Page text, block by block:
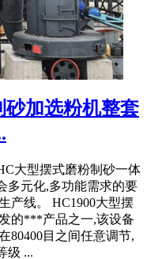
加选粉机整套
大型摆式磨粉制砂一体
多元化,多功能需求的要
产线。 HC1900大型摆
的***产品之一,该设备
80400目之间任意调节,
级 ...